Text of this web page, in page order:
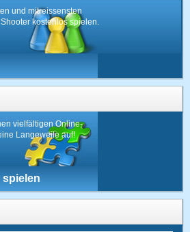
und mitreissensten
kostenlos spielen.
vielfältigen Online-
Langeweile auf!
spielen